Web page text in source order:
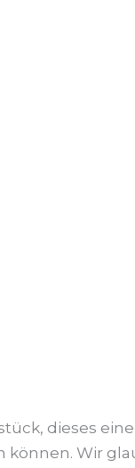
dieses eine
können. Wir